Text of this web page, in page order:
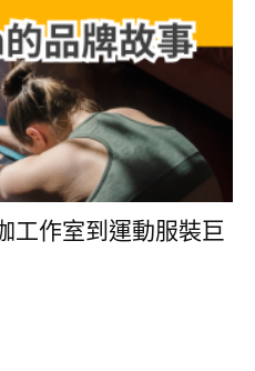
工作室到運動服裝巨